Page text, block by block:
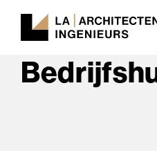
inhoud
Categorie: